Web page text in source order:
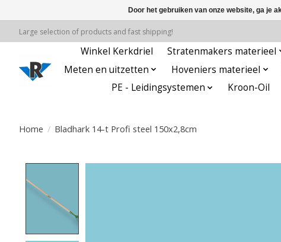
Large selection of products and fast shipping!
Winkel Kerkdriel Stratenmakers materieel
Meten en uitzetten
Hoveniers materieel
PE - Leidingsystemen
Kroon-Oil
Home / Bladhark 14-t Profi steel 150x2,8cm
Door het gebruiken van onze website, ga je